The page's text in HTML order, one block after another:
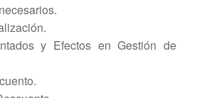
y Efectos en Gestión de